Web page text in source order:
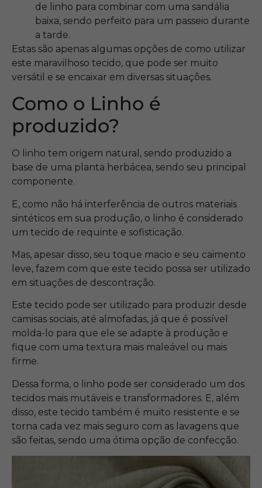
de linho para combinar com uma sandália
baixa, sendo perfeito para um passeio durante
a tarde.
Estas são apenas algumas opções de como utilizar
este maravilhoso tecido, que pode ser muito
versátil e se encaixar em diversas situações.
Como o Linho é
produzido?
O linho tem origem natural, sendo produzido a
base de uma planta herbácea, sendo seu principal
componente.
E, como não há interferência de outros materiais
sintéticos em sua produção, o linho é considerado
um tecido de requinte e sofisticação.
Mas, apesar disso, seu toque macio e seu caimento
leve, fazem com que este tecido possa ser utilizado
em situações de descontração.
Este tecido pode ser utilizado para produzir desde
camisas sociais, até almofadas, já que é possível
molda-lo para que ele se adapte à produção e
fique com uma textura mais maleável ou mais
firme.
Dessa forma, o linho pode ser considerado um dos
tecidos mais mutáveis e transformadores. E, além
disso, este tecido também é muito resistente e se
torna cada vez mais seguro com as lavagens que
são feitas, sendo uma ótima opção de confecção.